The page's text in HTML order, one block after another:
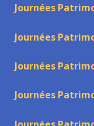
Journées
Journées
Journées
Journées